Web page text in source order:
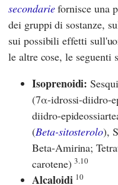
secondariefornisce una
dei gruppi di sostanze,
sui possibili effetti
le altre cose, le seguenti
Isoprenoidi:
(7α-idrossi-diidro-
diidro-
(Beta-sitosterolo),
Beta-Amirina;
carotene)3.10
Alcaloidi 10